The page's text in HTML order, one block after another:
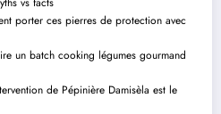
porter ces pierres de protection avec
un batch cooking légumes gourmand
de Pépinière Damisèla est le